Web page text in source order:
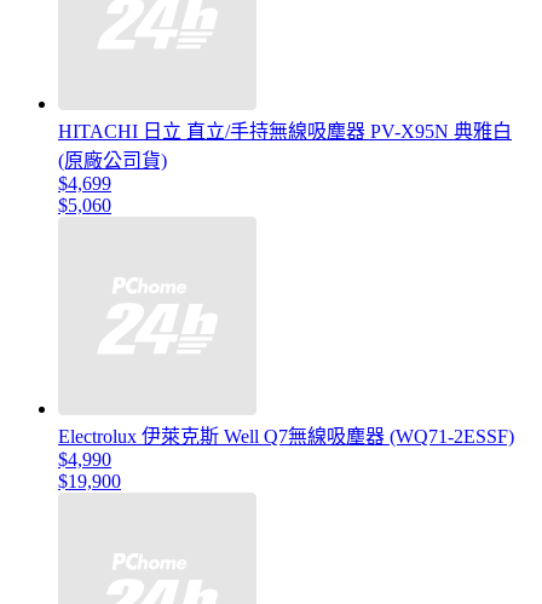
HITACHI 日立 直立/手持無線吸塵器 PV-X95N 典雅白
(原廠公司貨)
$4,699
$5,060
Electrolux 伊萊克斯 Well Q7無線吸塵器 (WQ71-2ESSF)
$4,990
$19,900